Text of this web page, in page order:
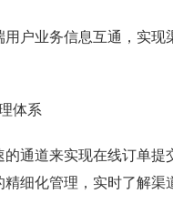
户业务信息互通，实
体系
的通道来实现在线订单
细化管理，实时了解渠